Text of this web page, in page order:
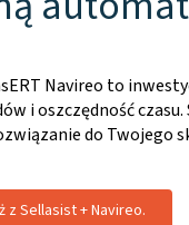
Navireo to
i oszczędność
do Twojego
Sellasist + Navireo.